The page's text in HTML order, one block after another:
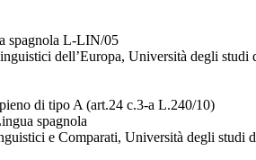
spagnola L-LIN/05
dell’Europa, Università degli studi
di tipo A (art.24 c.3-a L.240/10)
spagnola
e Comparati, Università degli studi